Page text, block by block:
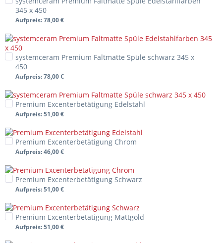
345 x 450
Aufpreis: 78,00 €
systemceram Premium Faltmatte Spüle schwarz 345 x
450
Aufpreis: 78,00 €
Premium Excenterbetätigung Edelstahl
Aufpreis: 51,00 €
Premium Excenterbetätigung Chrom
Aufpreis: 46,00 €
Premium Excenterbetätigung Schwarz
Aufpreis: 51,00 €
Premium Excenterbetätigung Mattgold
Aufpreis: 51,00 €